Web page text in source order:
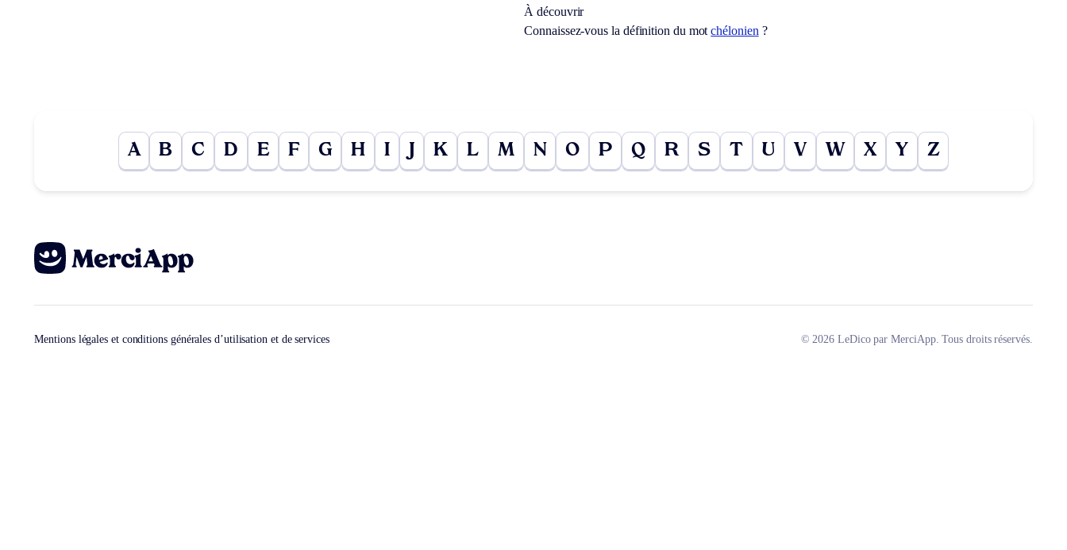
À découvrir
Connaissez-vous la définition du motchélonien ?
A B C D E F G H I K L M N O P Q R S T U V W X Y Z
Mentions légales et conditions générales d’utilisation et de services © 2026 LeDico par MerciApp. Tous droits réservés.